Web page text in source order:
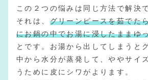
この２つの悩みは同じ方法で解決
それは、 グリーンピースを茹でた
にお鍋の中でお湯に浸したままゆ
とです。お湯から出してしまうと
中から水分が蒸発して、ややサイ
うために皮にシワがよります。